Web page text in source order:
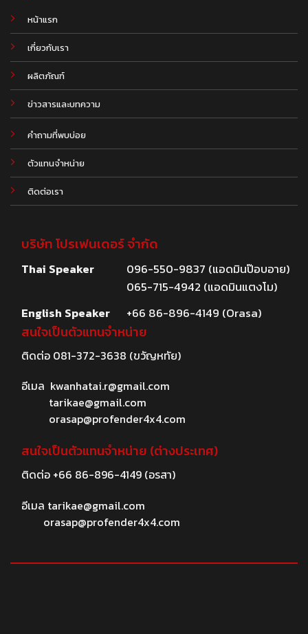
หน้าแรก
เกี่ยวกับเรา
ผลิตภัณฑ์
ข่าวสารและบทความ
.
คำถามที่พบบ่อย
ตัวแทนจำหน่าย
ติดต่อเรา
บริษัท โปรเฟนเดอร์ จำกัด
Thai Speaker
096-550-9837 (แอดมินป๊อบอาย)
065-715-4942 (แอดมินแตงโม)
English Speaker
+66 86-896-4149 (Orasa)
สนใจเป็นตัวแทนจำหน่าย
ติดต่อ 081-372-3638 (ขวัญหทัย)
อีเมล kwanhatai.r@gmail.com
tarikae@gmail.com
orasap@profender4x4.com
สนใจเป็นตัวแทนจำหน่าย (ต่างประเทศ)
ติดต่อ +66 86-896-4149(อรสา)
อีเมล tarikae@gmail.com
orasap@profender4x4.com